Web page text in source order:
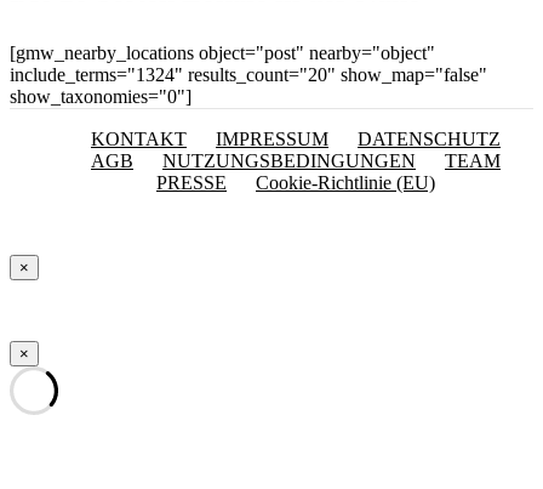
[gmw_nearby_locations object="post" nearby="object"
include_terms="1324" results_count="20" show_map="false"
show_taxonomies="0"]
KONTAKT IMPRESSUM
DATENSCHUTZ
AGB
NUTZUNGSBEDINGUNGEN
TEAM
PRESSE
Cookie-Richtlinie (EU)
×
×